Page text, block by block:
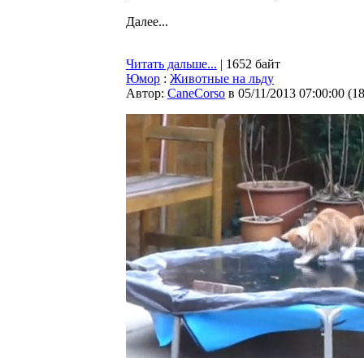
Далее...
Читать дальше... | 1652 байт
Юмор : Животные на льду
Автор: CaneCorso в 05/11/2013 07:00:00 (